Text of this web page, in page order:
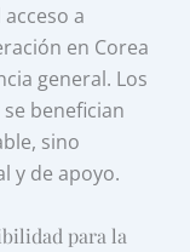
a
en Corea
general. Los
benefician
sino
y de apoyo.
para la